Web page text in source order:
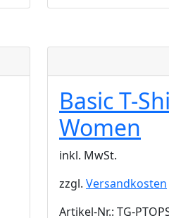
Basic T-
Women
inkl. MwSt.
zzgl. Versandkosten
Artikel-Nr.: TG-